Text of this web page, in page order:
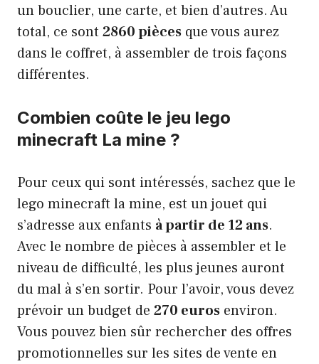
un bouclier, une carte, et bien d’autres. Au
total, ce sont 2860 pièces que vous aurez
dans le coffret, à assembler de trois façons
différentes.
Combien coûte le jeu lego
minecraft La mine ?
Pour ceux qui sont intéressés, sachez que le
lego minecraft la mine, est un jouet qui
s’adresse aux enfants à partir de 12 ans.
Avec le nombre de pièces à assembler et le
niveau de difficulté, les plus jeunes auront
du mal à s’en sortir. Pour l’avoir, vous devez
prévoir un budget de 270 euros environ.
Vous pouvez bien sûr rechercher des offres
promotionnelles sur les sites de vente en